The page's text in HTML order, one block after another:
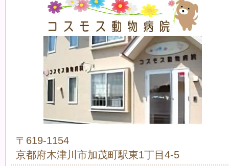
〒619-1154
京都府木津川市加茂町駅東1丁目4-5